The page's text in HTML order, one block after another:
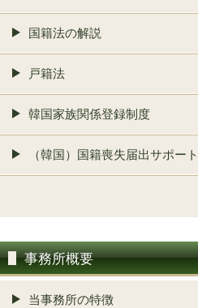
国籍法の解説
戸籍法
韓国家族関係登録制度
（韓国）国籍喪失届出サポート
事務所概要
当事務所の特徴